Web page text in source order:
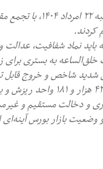
- شماری از سهامداران
نماد شفافیت، عدالت
خلق‌الساعه به بستری
شاخص و خروج قابل
و دخالت مستقیم و
بازار بورس آینه‌ای